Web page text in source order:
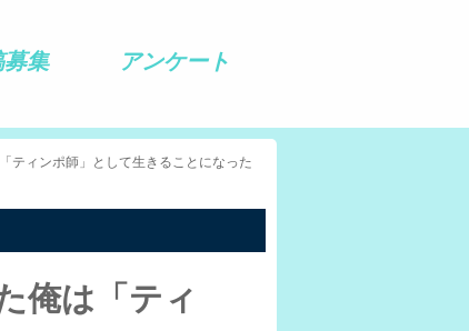
募集 アンケート
ティンポ師」として生きることになった
俺は「ティ